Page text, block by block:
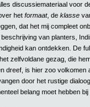
discussiemateriaal voor
het formaat, de klasse
dat het mij compleet
van planters,
kan ontdekken. De
zelfvoldane gezag, die
dreef, is hier zoo volkomen
door het rustige
belang moet hebben